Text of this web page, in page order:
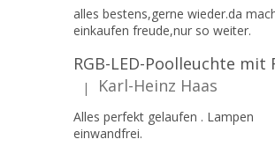
alles bestens,gerne wieder.da
einkaufen freude,nur so weiter.
Die Produktbewertung beträgt 5
| Karl-Heinz Haas
Alles perfekt gelaufen . Lampen
einwandfrei.